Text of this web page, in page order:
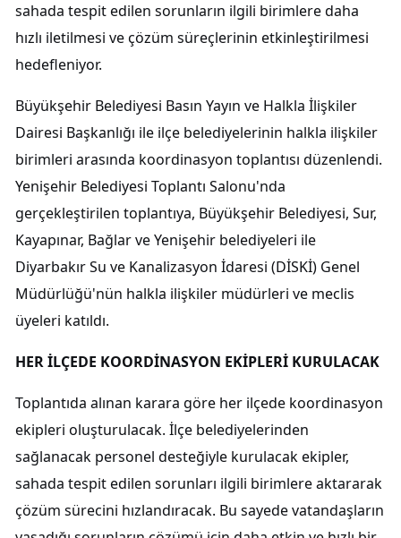
sahada tespit edilen sorunların ilgili birimlere daha
hızlı iletilmesi ve çözüm süreçlerinin etkinleştirilmesi
hedefleniyor.
Büyükşehir Belediyesi Basın Yayın ve Halkla İlişkiler
Dairesi Başkanlığı ile ilçe belediyelerinin halkla ilişkiler
birimleri arasında koordinasyon toplantısı düzenlendi.
Yenişehir Belediyesi Toplantı Salonu'nda
gerçekleştirilen toplantıya, Büyükşehir Belediyesi, Sur,
Kayapınar, Bağlar ve Yenişehir belediyeleri ile
Diyarbakır Su ve Kanalizasyon İdaresi (DİSKİ) Genel
Müdürlüğü'nün halkla ilişkiler müdürleri ve meclis
üyeleri katıldı.
HER İLÇEDE KOORDİNASYON EKİPLERİ KURULACAK
Toplantıda alınan karara göre her ilçede koordinasyon
ekipleri oluşturulacak. İlçe belediyelerinden
sağlanacak personel desteğiyle kurulacak ekipler,
sahada tespit edilen sorunları ilgili birimlere aktararak
çözüm sürecini hızlandıracak. Bu sayede vatandaşların